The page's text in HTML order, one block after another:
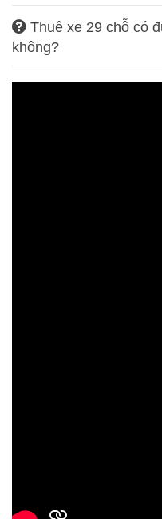
Thuê xe 29 chỗ có
không?